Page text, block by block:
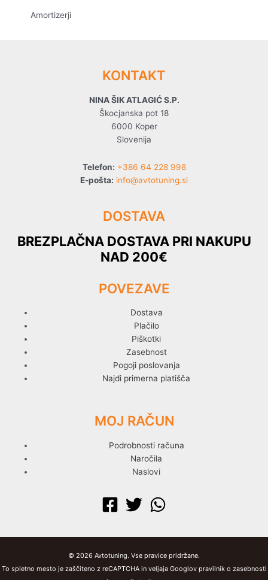
Amortizerji
KONTAKT
NINA ŠIK ATLAGIĆ S.P.
Škocjanska pot 18
6000 Koper
Slovenija
Telefon: +386 64 228 998
E-pošta: info@avtotuning.si
DOSTAVA
BREZPLAČNA DOSTAVA PRI NAKUPU
NAD 200€
POVEZAVE
Dostava
Plačilo
Piškotki
Zasebnost
Pogoji poslovanja
Najdi primerna platišča
MOJ RAČUN
Podrobnosti računa
Naročila
Naslovi
© 2026 Avtotuning. Vse pravice pridržane.
To spletno mesto je zaščiteno z reCAPTCHA in veljaja Googlov pravilnik o zasebnosti